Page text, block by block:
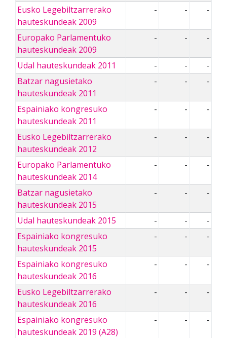
Eusko Legebiltzarrerako
hauteskundeak 2009
- - -
Europako Parlamentuko
hauteskundeak 2009
- - -
Udal hauteskundeak 2011 - -
-
Batzar nagusietako
hauteskundeak 2011
- - -
Espainiako kongresuko
hauteskundeak 2011
- - -
Eusko Legebiltzarrerako
hauteskundeak 2012
- - -
Europako Parlamentuko
hauteskundeak 2014
- - -
Batzar nagusietako
hauteskundeak 2015
- - -
Udal hauteskundeak 2015 - -
-
Espainiako kongresuko
hauteskundeak 2015
- - -
Espainiako kongresuko
hauteskundeak 2016
- - -
Eusko Legebiltzarrerako
hauteskundeak 2016
- - -
Espainiako kongresuko
hauteskundeak 2019 (A28)
- - -